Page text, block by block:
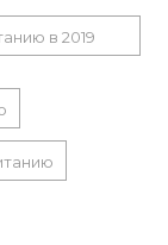
в 2019